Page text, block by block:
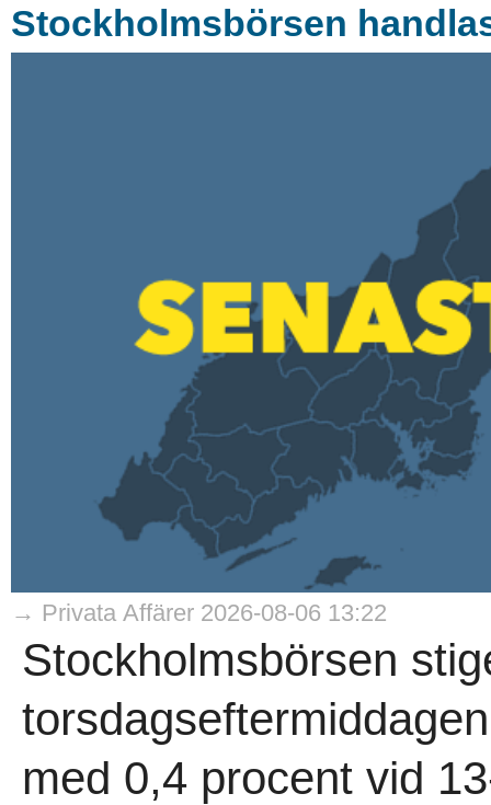
Stockholmsbörsen
→ Privata Affärer 2026-08-06 13:22
Stockholmsbörsen
med 0,4 procent vid